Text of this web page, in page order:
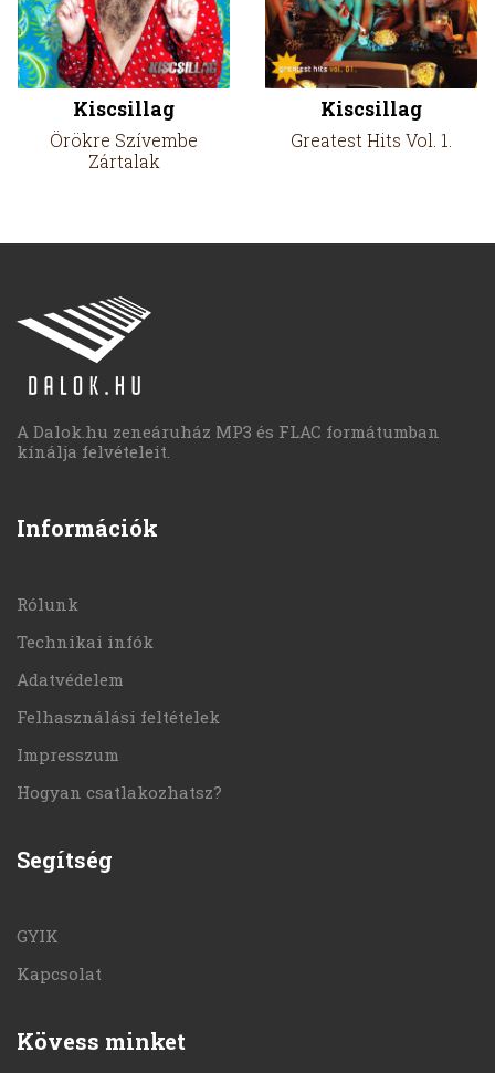
Kiscsillag
Örökre Szívembe
Zártalak
Kiscsillag
Greatest Hits Vol. 1.
A Dalok.hu zeneáruház MP3 és FLAC formátumban
kínálja felvételeit.
Információk
Rólunk
Technikai infók
Adatvédelem
Felhasználási feltételek
Impresszum
Hogyan csatlakozhatsz?
Segítség
GYIK
Kapcsolat
Kövess minket